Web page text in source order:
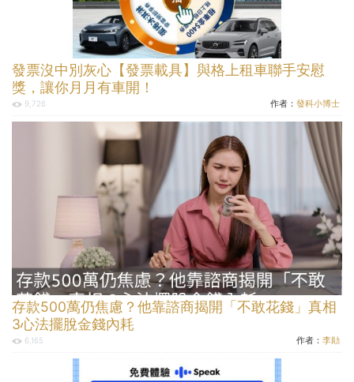
發票沒中別灰心【發票載具】與格上租車聯手安慰
獎，讓你月月有車開！
9,726 作者： 發科小博士
存款500萬仍焦慮？他靠諮商揭開「不敢花錢」真相
3心法擺脫金錢內耗
6,165 作者： 李勛